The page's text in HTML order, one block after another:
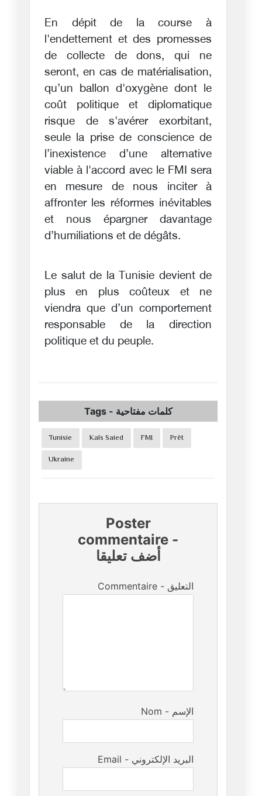
En dépit de la course à
l'endettement et des promesses
de collecte de dons, qui ne
seront, en cas de matérialisation,
qu’un ballon d'oxygène dont le
coût politique et diplomatique
risque de s'avérer exorbitant,
seule la prise de conscience de
l’inexistence d’une alternative
viable à l'accord avec le FMI sera
en mesure de nous inciter à
affronter les réformes inévitables
et nous épargner davantage
d’humiliations et de dégâts.
Le salut de la Tunisie devient de
plus en plus coûteux et ne
viendra que d’un comportement
responsable de la direction
politique et du peuple.
Tags- كلمات مفتاحية
Tunisie Kaïs Saied FMI
Prêt
Ukraine
Poster
commentaire -
أضف تعليقا
Commentaire - التعليق
Nom - الإسم
Email - البريد الإلكتروني